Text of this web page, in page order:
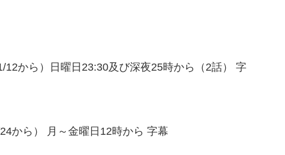
から）日曜日23:30及び深夜25時から（2話） 字
から） 月～金曜日12時から 字幕